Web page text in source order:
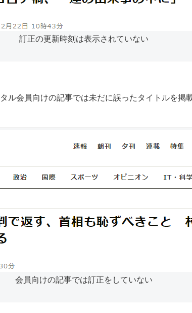
訂正の更新時刻は表示されていない
ル会員向けの記事では未だに誤ったタイトルを掲
会員向けの記事では訂正をしていない